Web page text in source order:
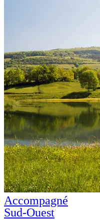
Accompagné
Sud-Ouest